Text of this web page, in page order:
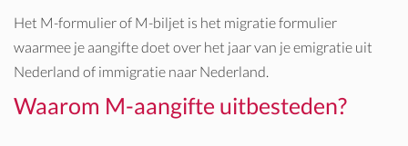
Het M-formulierof M-biljet is het migratie formulier
waarmee je aangifte doet over het jaar van je emigratie uit
Nederland of immigratie naar Nederland.
Waarom M-aangifte uitbesteden?